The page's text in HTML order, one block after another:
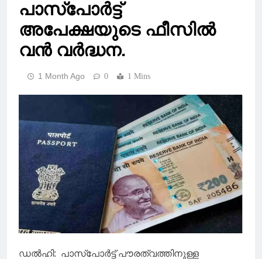
പാസ്പോർട്ട്
അപേക്ഷയുടെ ഫീസിൽ
വൻ വർദ്ധന.
1 Month Ago 0 1 Mins
ഡൽഹി: പാസ്പോർട്ട് പൗരത്വത്തിനുള്ള